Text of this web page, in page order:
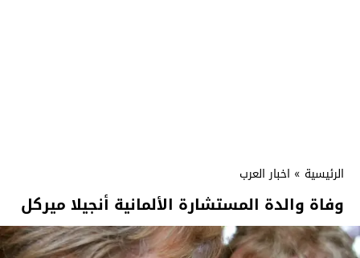
الرئيسية » اخبار العرب
وفاة والدة المستشارة الألمانية أنجيلا ميركل